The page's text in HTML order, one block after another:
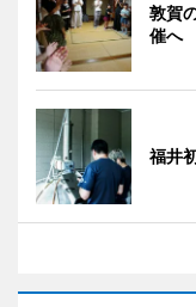
敦賀
催へ
福井